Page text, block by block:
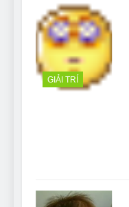
GIẢI TRÍ